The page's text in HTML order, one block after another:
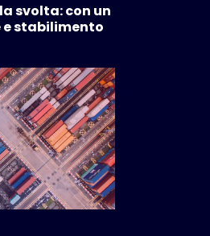
svolta: con un
e stabilimento